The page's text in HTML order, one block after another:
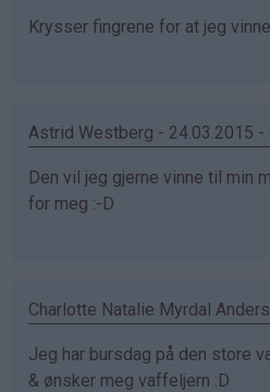
Krysser fingrene for at jeg
Astrid Westberg - 24.03.2015 -
Den vil jeg gjerne vinne til min
for meg :-D
Charlotte Natalie Myrdal
Jeg har bursdag på den store
& ønsker meg vaffeljern :D